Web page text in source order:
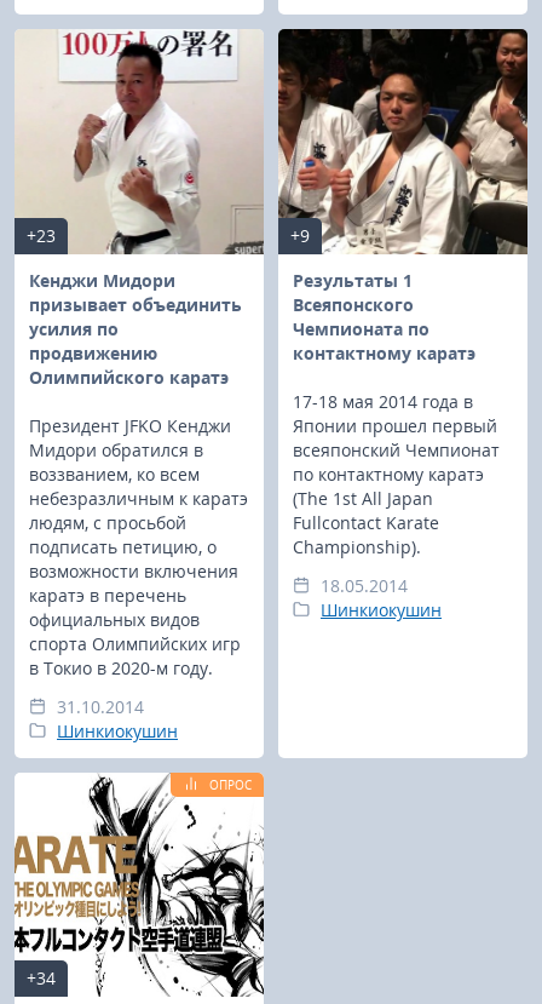
+23
Кенджи Мидори
призывает объединить
усилия по
продвижению
Олимпийского каратэ
Президент JFKO Кенджи
Мидори обратился в
воззванием, ко всем
небезразличным к каратэ
людям, с просьбой
подписать петицию, о
возможности включения
каратэ в перечень
официальных видов
спорта Олимпийских игр
в Токио в 2020-м году.
31.10.2014
Шинкиокушин
+9
Результаты 1
Всеяпонского
Чемпионата по
контактному каратэ
17-18 мая 2014 года в
Японии прошел первый
всеяпонский Чемпионат
по контактному каратэ
(The 1st All Japan
Fullcontact Karate
Championship).
18.05.2014
Шинкиокушин
+34
ОПРОС